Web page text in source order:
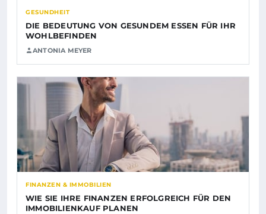
GESUNDHEIT
DIE BEDEUTUNG VON GESUNDEM ESSEN FÜR IHR
WOHLBEFINDEN
ANTONIA MEYER
FINANZEN & IMMOBILIEN
WIE SIE IHRE FINANZEN ERFOLGREICH FÜR DEN
IMMOBILIENKAUF PLANEN